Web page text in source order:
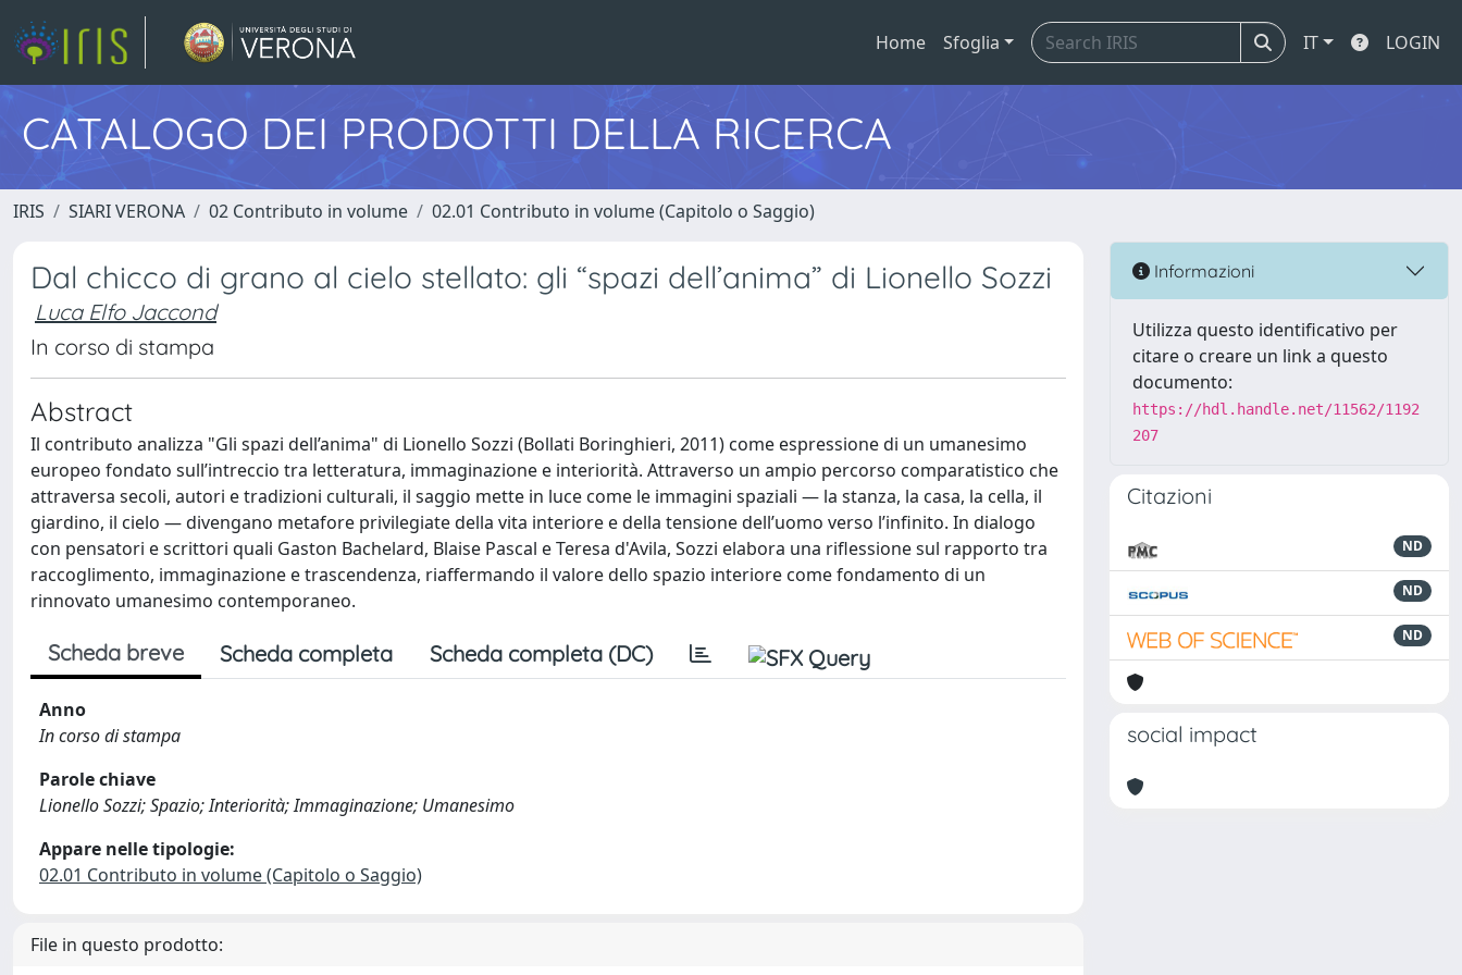
Home Sfoglia IT LOGIN
CATALOGO DEI PRODOTTI DELLA RICERCA
IRIS SIARI VERONA 02 Contributo in volume 02.01 Contributo in volume (Capitolo o Saggio)
Dal chicco di grano al cielo stellato: gli “spazi dell’anima” di Lionello Sozzi
Luca Elfo Jaccond
In corso di stampa
Abstract
Il contributo analizza "Gli spazi dell’anima" di Lionello Sozzi (Bollati Boringhieri, 2011) come espressione di un umanesimo
europeo fondato sull’intreccio tra letteratura, immaginazione e interiorità. Attraverso un ampio percorso comparatistico che
attraversa secoli, autori e tradizioni culturali, il saggio mette in luce come le immagini spaziali — la stanza, la casa, la cella, il
giardino, il cielo — divengano metafore privilegiate della vita interiore e della tensione dell’uomo verso l’infinito. In dialogo
con pensatori e scrittori quali Gaston Bachelard, Blaise Pascal e Teresa d'Avila, Sozzi elabora una riflessione sul rapporto tra
raccoglimento, immaginazione e trascendenza, riaffermando il valore dello spazio interiore come fondamento di un
rinnovato umanesimo contemporaneo.
Scheda breve Scheda completa Scheda completa (DC)
Anno
In corso di stampa
Parole chiave
Lionello Sozzi; Spazio; Interiorità; Immaginazione; Umanesimo
Appare nelle tipologie:
02.01 Contributo in volume (Capitolo o Saggio)
File in questo prodotto:
Informazioni
Utilizza questo identificativo per
citare o creare un link a questo
documento:
https://hdl.handle.net/11562/1192
207
Citazioni
ND
ND
ND
social impact